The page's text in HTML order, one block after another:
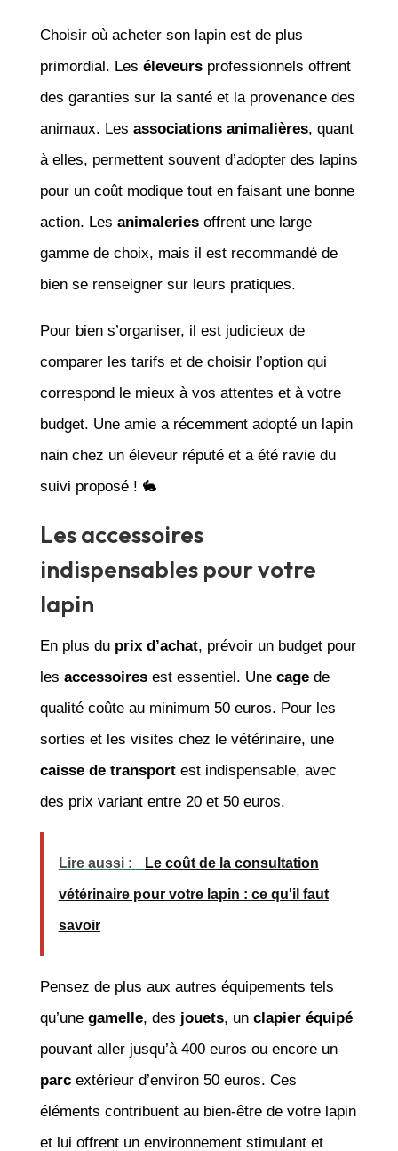
Choisir où acheter son lapin est de plus
primordial. Les éleveursprofessionnels offrent
des garanties sur la santé et la provenance des
animaux. Les associations animalières, quant
à elles, permettent souvent d’adopter des lapins
pour un coût modique tout en faisant une bonne
action. Les animaleriesoffrent une large
gamme de choix, mais il est recommandé de
bien se renseigner sur leurs pratiques.
Pour bien s’organiser, il est judicieux de
comparer les tarifs et de choisir l’option qui
correspond le mieux à vos attentes et à votre
budget. Une amie a récemment adopté un lapin
nain chez un éleveur réputé et a été ravie du
suivi proposé ! 🐇
Les accessoires
indispensables pour votre
lapin
En plus du prix d’achat, prévoir un budget pour
les accessoiresest essentiel. Une cagede
qualité coûte au minimum 50 euros. Pour les
sorties et les visites chez le vétérinaire, une
caisse de transportest indispensable, avec
des prix variant entre 20 et 50 euros.
Lire aussi : Le coût de la consultation
vétérinaire pour votre lapin : ce qu'il faut
savoir
Pensez de plus aux autres équipements tels
qu’une gamelle, des jouets, un clapier équipé
pouvant aller jusqu’à 400 euros ou encore un
parcextérieur d’environ 50 euros. Ces
éléments contribuent au bien-être de votre lapin
et lui offrent un environnement stimulant et